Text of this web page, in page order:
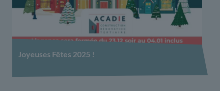
Joyeuses Fêtes 2025 !